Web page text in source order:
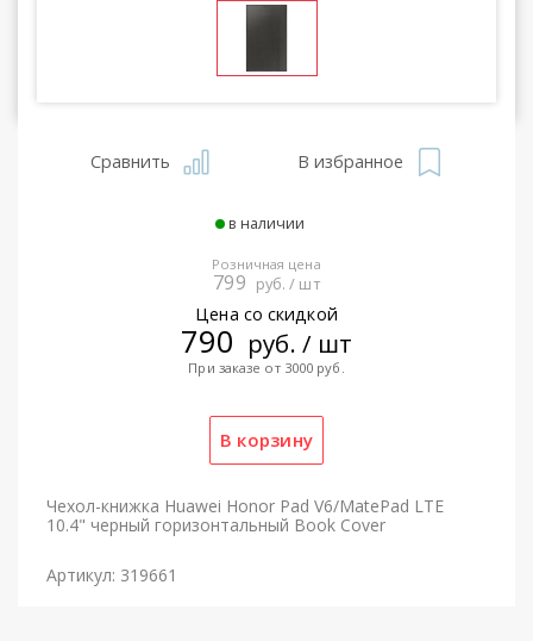
Сравнить В избранное
в наличии
Розничная цена
799 руб. / шт
Цена со скидкой
790 руб. / шт
При заказе от 3000 руб.
Чехол-книжка Huawei Honor Pad V6/MatePad LTE
10.4" черный горизонтальный Book Cover
Артикул: 319661